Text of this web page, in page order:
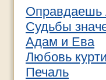
Оправдаешь
Судьбы
Адам и Ева
Любовь
Печаль